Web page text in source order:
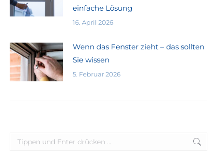
einfache Lösung
16. April 2026
Wenn das Fenster zieht – das sollten
Sie wissen
5. Februar 2026
Search: